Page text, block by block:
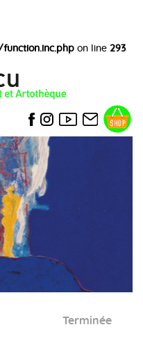
on line 293
Terminée